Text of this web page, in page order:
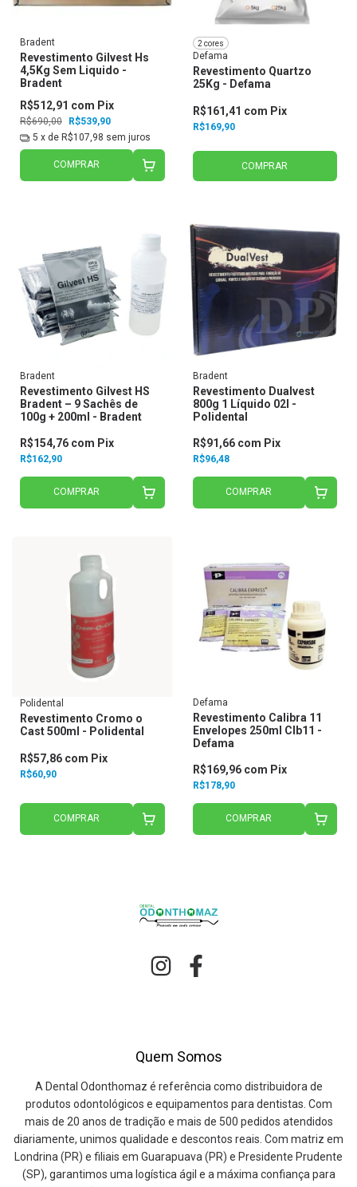
Bradent
Revestimento Gilvest Hs
4,5Kg Sem Liquido -
Bradent
R$690,00 R$539,90
R$512,91 com Pix
5 x de R$107,98 sem juros
COMPRAR
2 cores
Defama
Revestimento Quartzo
25Kg - Defama
R$169,90
R$161,41 com Pix
COMPRAR
Bradent
Revestimento Gilvest HS
Bradent – 9 Sachês de
100g + 200ml - Bradent
R$162,90
R$154,76 com Pix
COMPRAR
Bradent
Revestimento Dualvest
800g 1 Líquido 02l -
Polidental
R$96,48
R$91,66 com Pix
COMPRAR
Polidental
Revestimento Cromo o
Cast 500ml - Polidental
R$60,90
R$57,86 com Pix
COMPRAR
Defama
Revestimento Calibra 11
Envelopes 250ml Clb11 -
Defama
R$178,90
R$169,96 com Pix
COMPRAR
Quem Somos
A Dental Odonthomaz é referência como distribuidora de
produtos odontológicos e equipamentos para dentistas. Com
mais de 20 anos de tradição e mais de 500 pedidos atendidos
diariamente, unimos qualidade e descontos reais. Com matriz em
Londrina (PR) e filiais em Guarapuava (PR) e Presidente Prudente
(SP), garantimos uma logística ágil e a máxima confiança para